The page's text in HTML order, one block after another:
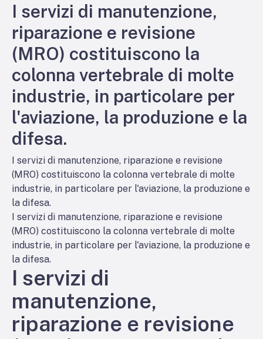
I servizi di manutenzione,
riparazione e revisione
(MRO) costituiscono la
colonna vertebrale di molte
industrie, in particolare per
l'aviazione, la produzione e la
difesa.
I servizi di manutenzione, riparazione e revisione
(MRO) costituiscono la colonna vertebrale di molte
industrie, in particolare per l'aviazione, la produzione e
la difesa.
I servizi di manutenzione, riparazione e revisione
(MRO) costituiscono la colonna vertebrale di molte
industrie, in particolare per l'aviazione, la produzione e
la difesa.
I servizi di
manutenzione,
riparazione e revisione